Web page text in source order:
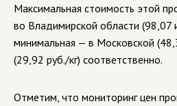
Максимальная стоимость этой
во Владимирской области (98,07
минимальная — в Московской
(29,92 руб./кг) соответственно.
Отметим, что мониторинг цен